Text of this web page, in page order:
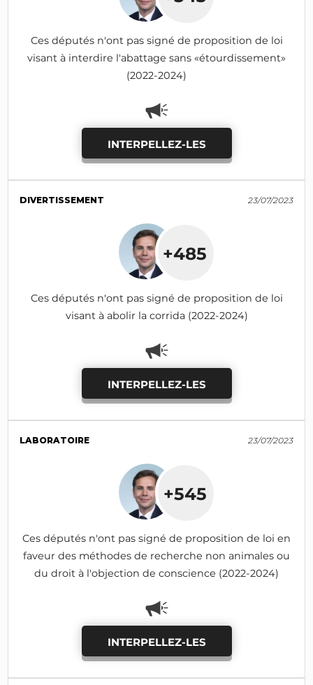
Ces députés n'ont pas signé de proposition de loi
visant à interdire l'abattage sans «étourdissement»
(2022-2024)
INTERPELLEZ-LES
DIVERTISSEMENT 23/07/2023
+485
Ces députés n'ont pas signé de proposition de loi
visant à abolir la corrida (2022-2024)
INTERPELLEZ-LES
LABORATOIRE 23/07/2023
+545
Ces députés n'ont pas signé de proposition de loi en
faveur des méthodes de recherche non animales ou
du droit à l'objection de conscience (2022-2024)
INTERPELLEZ-LES